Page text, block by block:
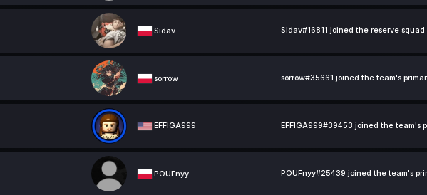
Sidav Sidav#16811 joined the reserve
sorrow sorrow#35661 joined the team's
EFFIGA999 EFFIGA999#39453 joined the team's
POUFnyy POUFnyy#25439 joined the team's